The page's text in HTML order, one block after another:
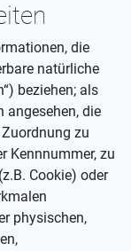
die
natürliche
beziehen; als
angesehen, die
zu
Kennnummer, zu
Cookie) oder
physischen,